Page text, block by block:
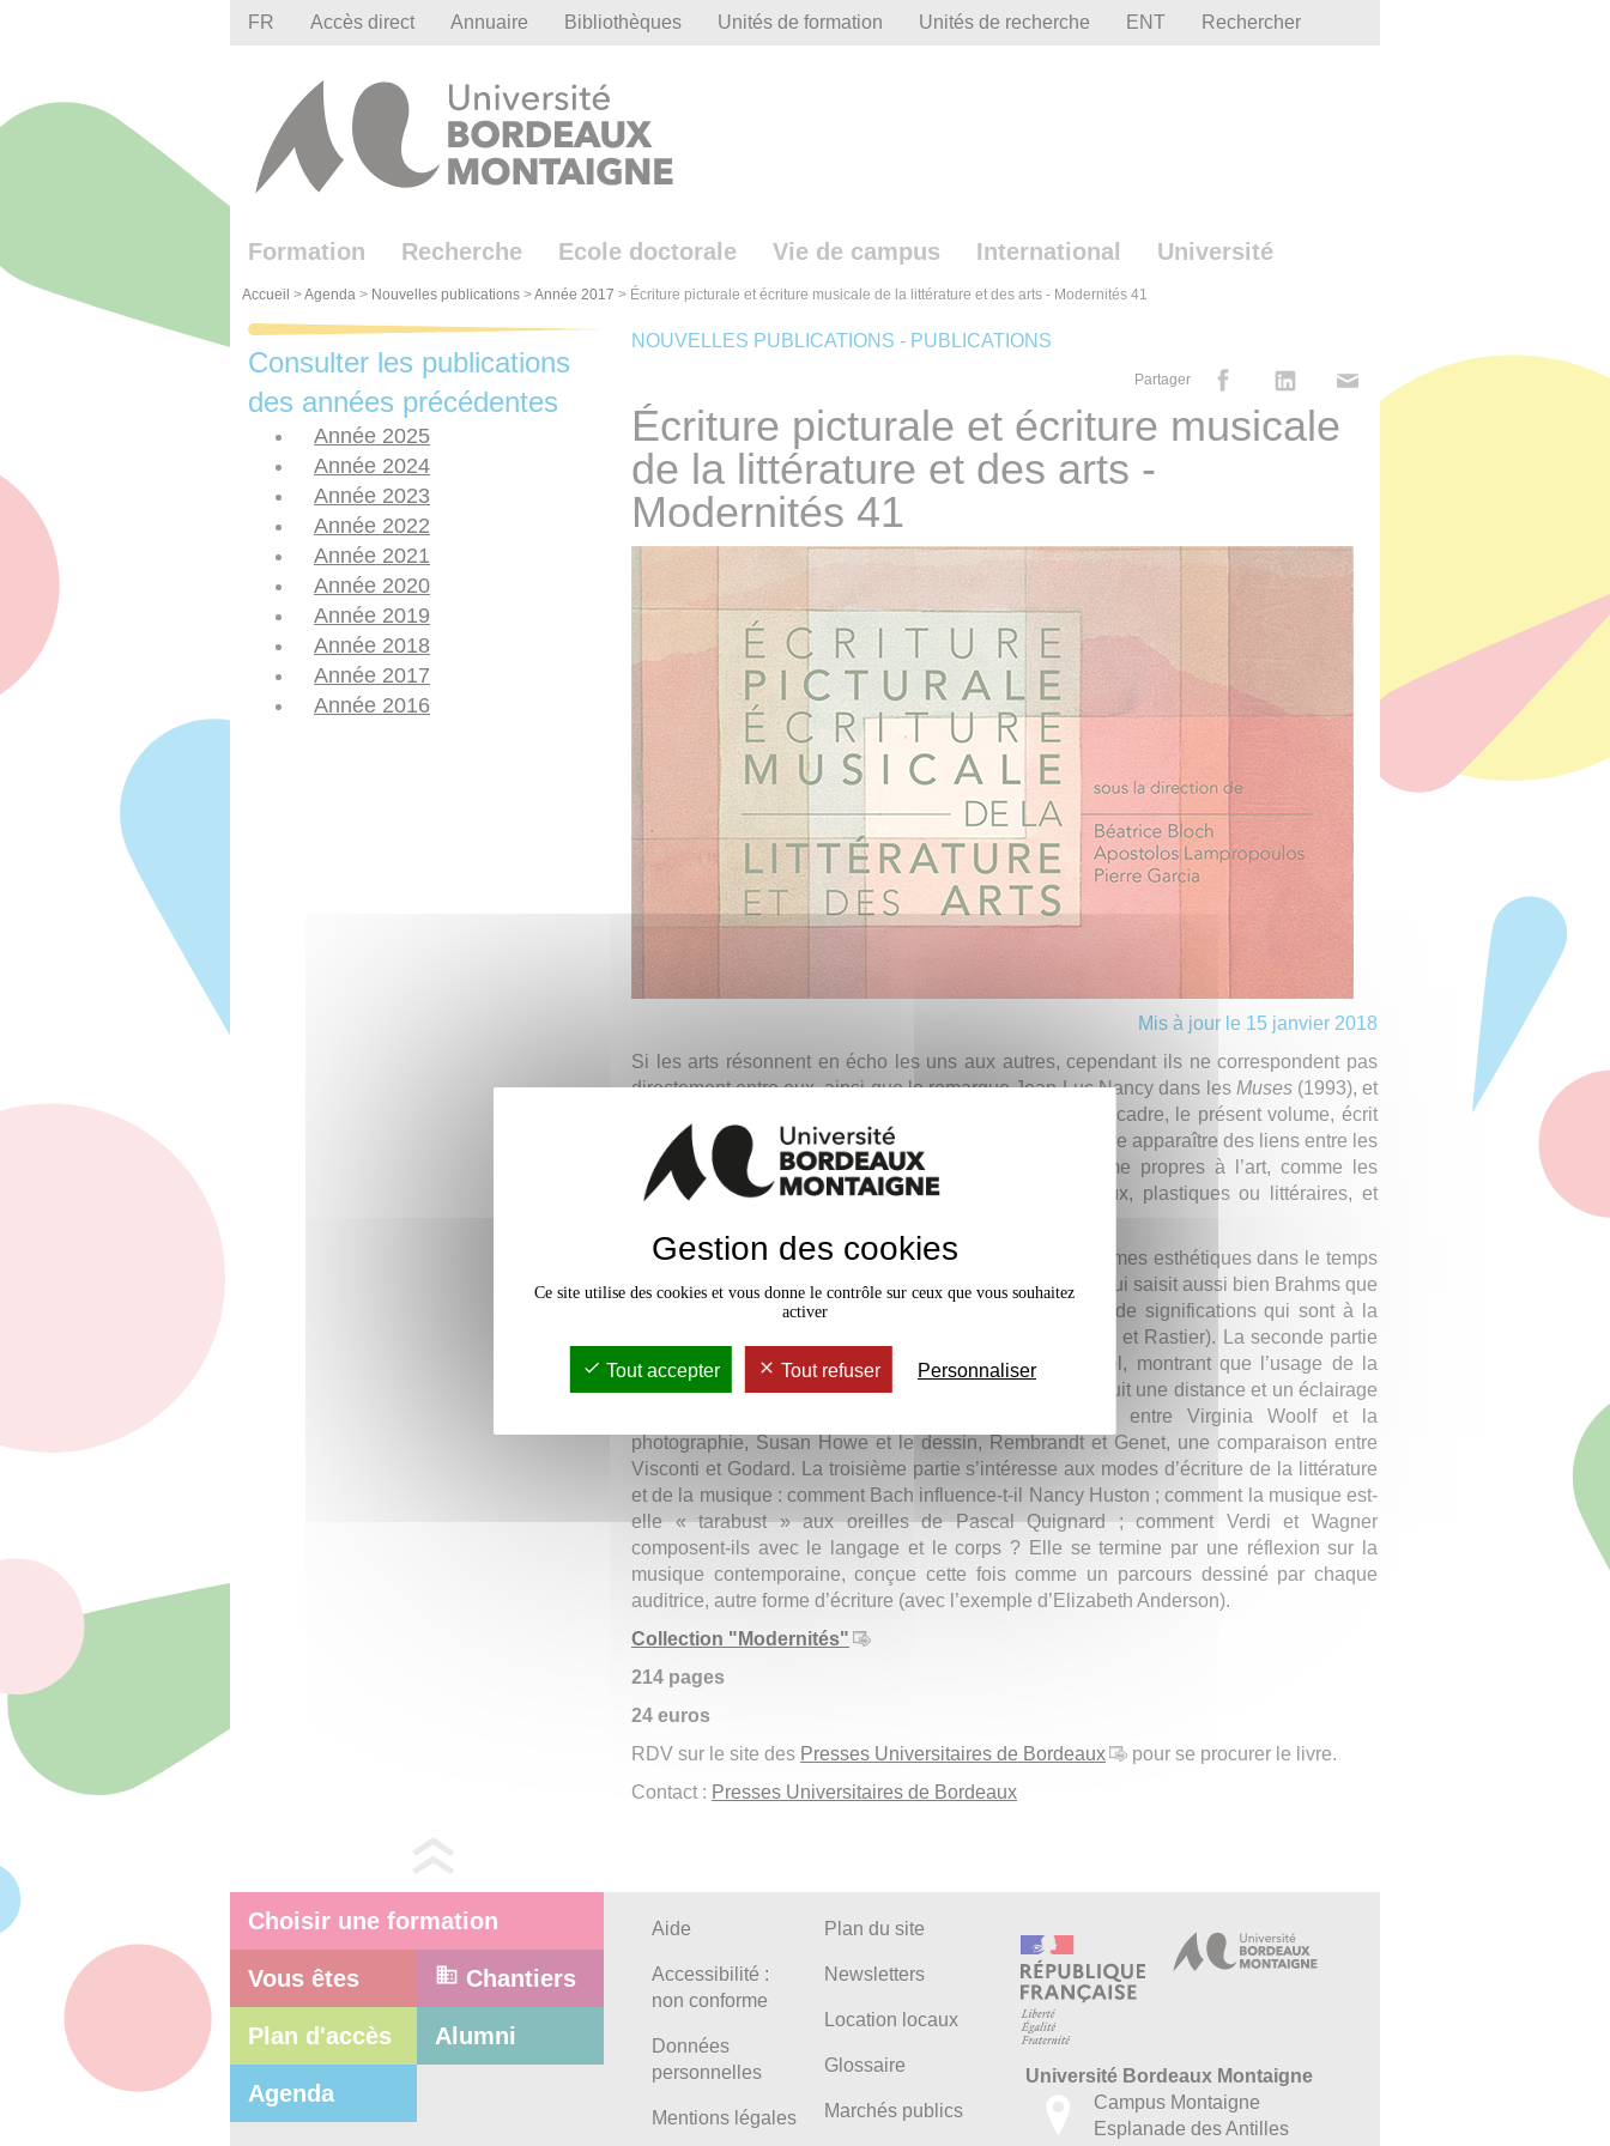
FR Accès direct Annuaire Bibliothèques Unités de formation Unités de recherche ENT Rechercher
Formation Recherche Ecole doctorale Vie de campus International Université
Accueil >Agenda > Nouvelles publications >Année 2017 > Écriture picturale et écriture musicale de la littérature et des arts - Modernités 41
NOUVELLES PUBLICATIONS - PUBLICATIONS
Partager
Écriture picturale et écriture musicale
de la littérature et des arts -
Modernités 41
Mis à jour le 15 janvier 2018
Si les arts résonnent en écho les uns aux autres, cependant ils ne correspondent pas
directement entre eux, ainsi que le remarque Jean-Luc Nancy dans les Muses(1993), et
leurs réalisations sensorielles sont différentes. Dans ce cadre, le présent volume, écrit
par des chercheurs de diverses disciplines, essaie de faire apparaître des liens entre les
arts en passant par l’idée qu’une écriture et une forme propres à l’art, comme les
réécritures du corps humain, infusent les arts musicaux, plastiques ou littéraires, et
La première partie du volume s’interroge sur les paradigmes esthétiques dans le temps
(l’époque romantique est vue comme force d’une forme qui saisit aussi bien Brahms que
Caspar David Friedrich) et fait l’hypothèse de germes de significations qui sont à la
source d’oeuvres relevant d’arts divers (selon Simondon et Rastier). La seconde partie
observe les liens entre plusieurs arts à partir du visuel, montrant que l’usage de la
photographie et du dessin comme source du texte introduit une distance et un éclairage
synthétique après coup : sont proposés des liens entre Virginia Woolf et la
photographie, Susan Howe et le dessin, Rembrandt et Genet, une comparaison entre
Visconti et Godard. La troisième partie s’intéresse aux modes d’écriture de la littérature
et de la musique : comment Bach influence-t-il Nancy Huston ; comment la musique est-
elle « tarabust » aux oreilles de Pascal Quignard ; comment Verdi et Wagner
composent-ils avec le langage et le corps ? Elle se termine par une réflexion sur la
musique contemporaine, conçue cette fois comme un parcours dessiné par chaque
auditrice, autre forme d’écriture (avec l’exemple d’Elizabeth Anderson).
Collection "Modernités"
214 pages
24 euros
RDV sur le site des Presses Universitaires de Bordeaux
pour se procurer le livre.
Contact : Presses Universitaires de Bordeaux
Consulter les publications
des années précédentes
Année 2025
Année 2024
Année 2023
Année 2022
Année 2021
Année 2020
Année 2019
Année 2018
Année 2017
Année 2016
Choisir une formation
Vous êtes Chantiers
Plan d'accès Alumni
Agenda
Aide
Accessibilité :
non conforme
Données
personnelles
Mentions légales
Plan du site
Newsletters
Location locaux
Glossaire
Marchés publics
Université Bordeaux Montaigne
Campus Montaigne
Esplanade des Antilles
Gestion des cookies
Ce site utilise des cookies et vous donne le contrôle sur ceux que vous souhaitez
activer
Tout accepter Tout refuser Personnaliser